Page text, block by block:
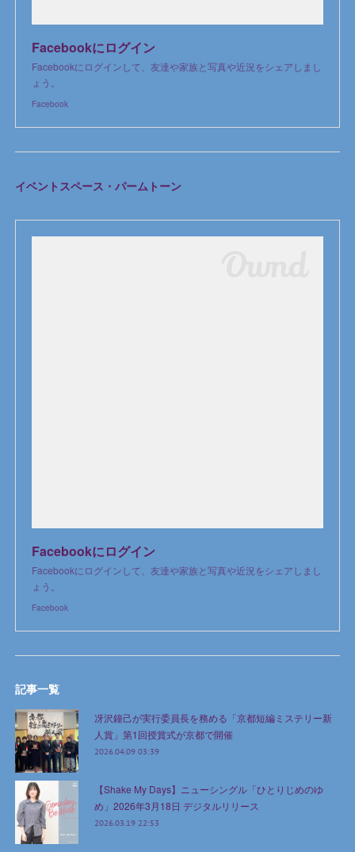
Facebookにログイン
Facebookにログインして、友達や家族と写真や近況をシェアしまし
ょう。
Facebook
イベントスペース・パームトーン
Facebookにログイン
Facebookにログインして、友達や家族と写真や近況をシェアしまし
ょう。
Facebook
記事一覧
冴沢鐘己が実行委員長を務める「京都短編ミステリー新
人賞」第1回授賞式が京都で開催
2026.04.09 03:39
【Shake My Days】ニューシングル「ひとりじめのゆ
め」2026年3月18日 デジタルリリース
2026.03.19 22:53